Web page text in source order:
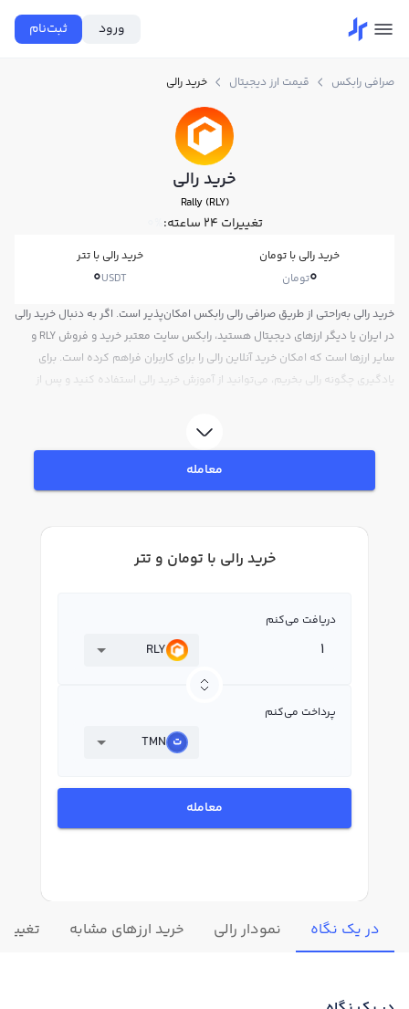
ورود ثبت‌نام
صرافی رابکس قیمت ارز دیجیتال خرید رالی
خرید رالی
Rally (RLY)
تغییرات ۲۴ ساعته: 0%
خرید رالی با تومان
0تومان
خرید رالی با تتر
0USDT
خرید رالی به‌راحتی از طریق صرافی رالی رابکس امکان‌پذیر است. اگر به دنبال خرید رالی
در ایران یا دیگر ارزهای دیجیتال هستید، رابکس سایت معتبر خرید و فروش RLY و
سایر ارزها است که امکان خرید آنلاین رالی را برای کاربران فراهم کرده است. برای
یادگیری چگونه رالی بخریم، می‌توانید از آموزش خرید رالی استفاده کنید و پس از
لحظه‌ای، نمودار و امکانات فروش رالی نیز در دسترس شما قرار دارد تا بتوانید
تصمیمات بهتری در معاملات خود بگیرید.
معامله
خرید رالی با تومان و تتر
دریافت می‌کنم
RLY
پرداخت می‌کنم
TMN
معامله
در یک نگاه نمودار رالی خرید ارزهای مشابه